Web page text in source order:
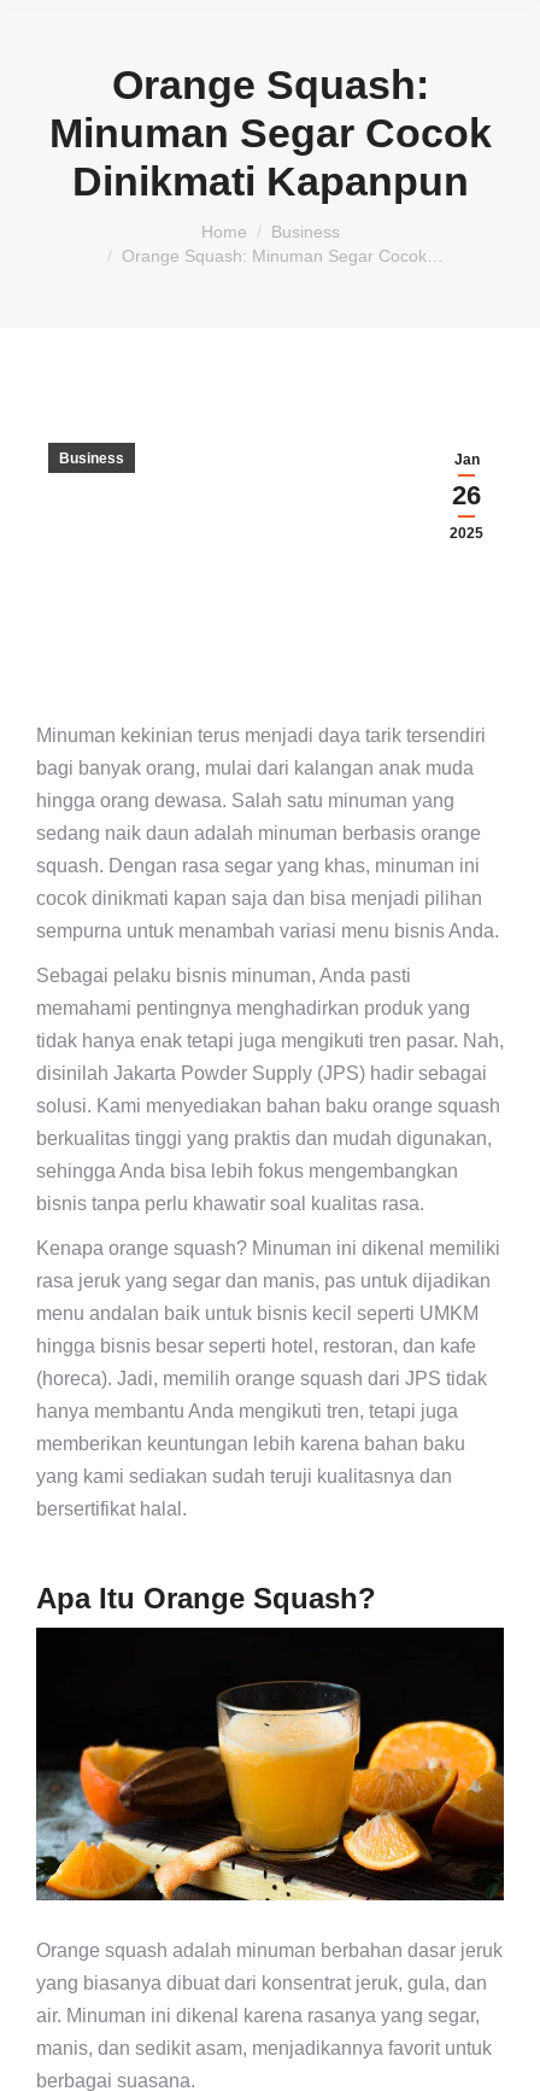
Orange Squash:
Minuman Segar Cocok
Dinikmati Kapanpun
Home
Business
Orange Squash: Minuman Segar Cocok…
Jan
26
2025
Business
Minuman kekinian terus menjadi daya tarik tersendiri
bagi banyak orang, mulai dari kalangan anak muda
hingga orang dewasa. Salah satu minuman yang
sedang naik daun adalah minuman berbasis orange
squash. Dengan rasa segar yang khas, minuman ini
cocok dinikmati kapan saja dan bisa menjadi pilihan
sempurna untuk menambah variasi menu bisnis Anda.
Sebagai pelaku bisnis minuman, Anda pasti
memahami pentingnya menghadirkan produk yang
tidak hanya enak tetapi juga mengikuti tren pasar. Nah,
disinilah Jakarta Powder Supply (JPS) hadir sebagai
solusi. Kami menyediakan bahan baku orange squash
berkualitas tinggi yang praktis dan mudah digunakan,
sehingga Anda bisa lebih fokus mengembangkan
bisnis tanpa perlu khawatir soal kualitas rasa.
Kenapa orange squash? Minuman ini dikenal memiliki
rasa jeruk yang segar dan manis, pas untuk dijadikan
menu andalan baik untuk bisnis kecil seperti UMKM
hingga bisnis besar seperti hotel, restoran, dan kafe
(horeca). Jadi, memilih orange squash dari JPS tidak
hanya membantu Anda mengikuti tren, tetapi juga
memberikan keuntungan lebih karena bahan baku
yang kami sediakan sudah teruji kualitasnya dan
bersertifikat halal.
Apa Itu Orange Squash?
Orange squash adalah minuman berbahan dasar jeruk
yang biasanya dibuat dari konsentrat jeruk, gula, dan
air. Minuman ini dikenal karena rasanya yang segar,
manis, dan sedikit asam, menjadikannya favorit untuk
berbagai suasana.